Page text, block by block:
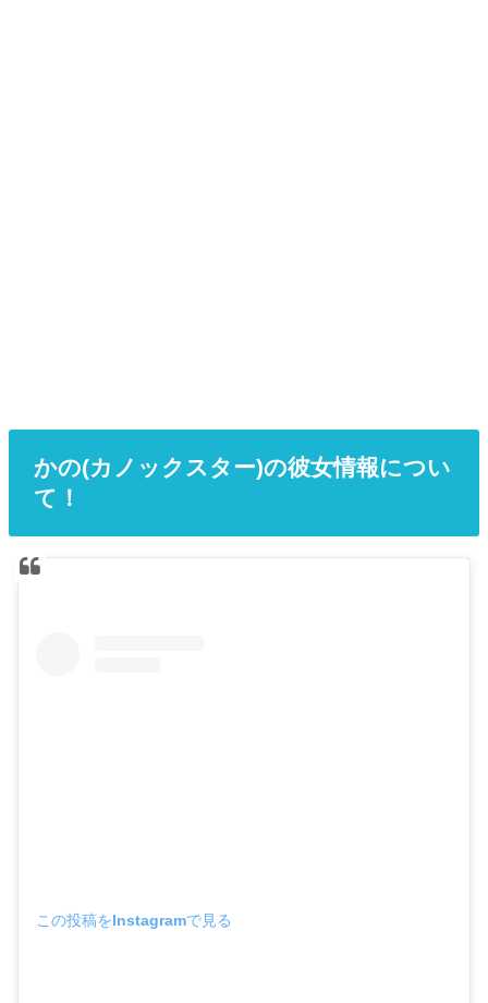
かの(カノックスター)の彼女情報につい
て！
この投稿をInstagramで見る